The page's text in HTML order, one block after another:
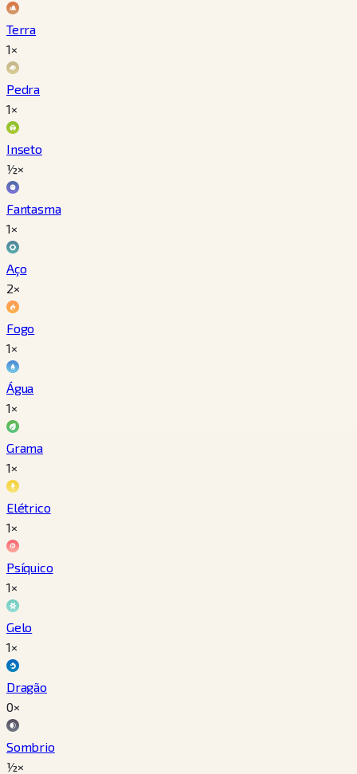
Terra
1×
Pedra
1×
Inseto
½×
Fantasma
1×
Aço
2×
Fogo
1×
Água
1×
Grama
1×
Elétrico
1×
Psíquico
1×
Gelo
1×
Dragão
0×
Sombrio
½×